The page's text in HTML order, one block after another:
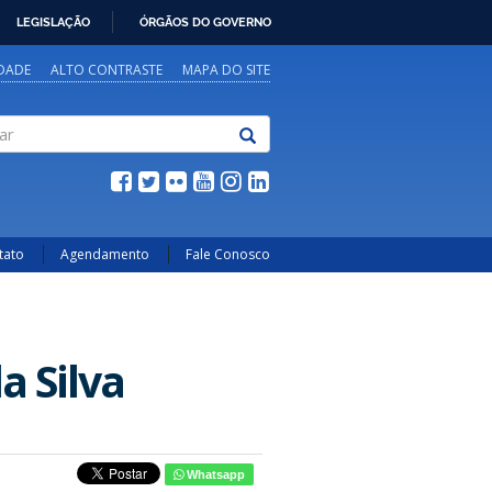
LEGISLAÇÃO ÓRGÃOS DO GOVERNO
ALTO CONTRASTE MAPA DO SITE
Agendamento Fale Conosco
Silva
Whatsapp